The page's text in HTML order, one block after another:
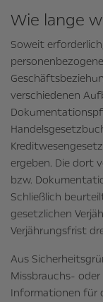
Wie lange
Soweit
verschiedenen
ergeben. Die dort
bzw.
Schließlich
gesetzlichen
Verjährungsfrist
Aus
Missbrauchs-
Informationen für